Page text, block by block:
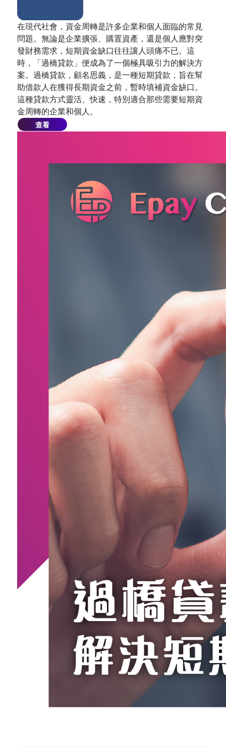
在現代社會，資金周轉是許多企業和個人面臨的常見
問題。無論是企業擴張、購置資產，還是個人應對突
發財務需求，短期資金缺口往往讓人頭痛不已。這
時，「過橋貸款」便成為了一個極具吸引力的解決方
案。過橋貸款，顧名思義，是一種短期貸款，旨在幫
助借款人在獲得長期資金之前，暫時填補資金缺口。
這種貸款方式靈活、快速，特別適合那些需要短期資
金周轉的企業和個人。
查看